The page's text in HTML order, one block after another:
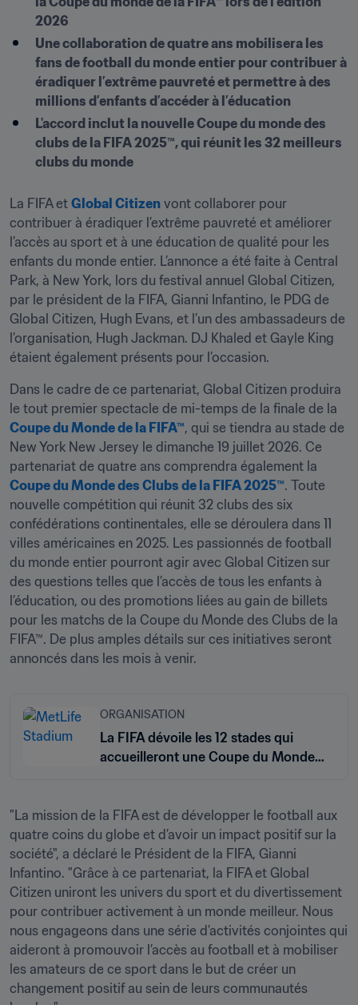
2026
Une collaboration de quatre ans mobilisera les
fans de football du monde entier pour contribuer à
éradiquer l’extrême pauvreté et permettre à des
millions d’enfants d’accéder à l’éducation
L'accord inclut la nouvelle Coupe du monde des
clubs de la FIFA 2025™, qui réunit les 32 meilleurs
clubs du monde
La FIFA et Global Citizen vont collaborer pour
contribuer à éradiquer l’extrême pauvreté et améliorer
l’accès au sport et à une éducation de qualité pour les
enfants du monde entier. L’annonce a été faite à Central
Park, à New York, lors du festival annuel Global Citizen,
par le président de la FIFA, Gianni Infantino, le PDG de
Global Citizen, Hugh Evans, et l’un des ambassadeurs de
l’organisation, Hugh Jackman. DJ Khaled et Gayle King
étaient également présents pour l’occasion.
Dans le cadre de ce partenariat, Global Citizen produira
Coupe du Monde de la FIFA™, qui se tiendra au stade de
New York New Jersey le dimanche 19 juillet 2026. Ce
Coupe du Monde des Clubs de la FIFA 2025™. Toute
nouvelle compétition qui réunit 32 clubs des six
confédérations continentales, elle se déroulera dans 11
villes américaines en 2025. Les passionnés de football
du monde entier pourront agir avec Global Citizen sur
des questions telles que l’accès de tous les enfants à
l’éducation, ou des promotions liées au gain de billets
pour les matchs de la Coupe du Monde des Clubs de la
FIFA™. De plus amples détails sur ces initiatives seront
annoncés dans les mois à venir.
ORGANISATION
La FIFA dévoile les 12 stades qui
accueilleront une Coupe du Monde
"La mission de la FIFA est de développer le football aux
quatre coins du globe et d’avoir un impact positif sur la
société", a déclaré le Président de la FIFA, Gianni
Infantino. "Grâce à ce partenariat, la FIFA et Global
Citizen uniront les univers du sport et du divertissement
pour contribuer activement à un monde meilleur. Nous
nous engageons dans une série d’activités conjointes qui
aideront à promouvoir l’accès au football et à mobiliser
les amateurs de ce sport dans le but de créer un
changement positif au sein de leurs communautés